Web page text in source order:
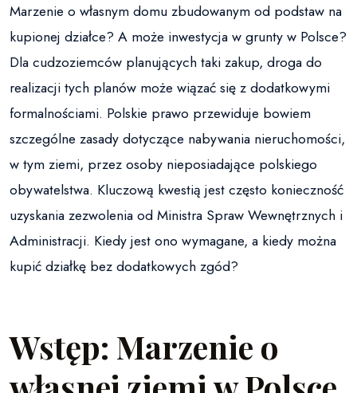
Marzenie o własnym domu zbudowanym od podstaw na
kupionej działce? A może inwestycja w grunty w Polsce?
Dla cudzoziemców planujących taki zakup, droga do
realizacji tych planów może wiązać się z dodatkowymi
formalnościami. Polskie prawo przewiduje bowiem
szczególne zasady dotyczące nabywania nieruchomości,
w tym ziemi, przez osoby nieposiadające polskiego
obywatelstwa. Kluczową kwestią jest często konieczność
uzyskania zezwolenia od Ministra Spraw Wewnętrznych i
Administracji. Kiedy jest ono wymagane, a kiedy można
kupić działkę bez dodatkowych zgód?
Wstęp: Marzenie o